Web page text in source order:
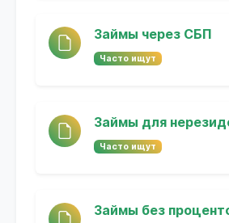
Займы через СБП
Часто ищут
Займы для
Часто ищут
Займы без